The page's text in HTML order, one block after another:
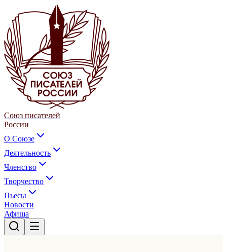
Союз писателей
России
О Союзе
Деятельность
Членство
Творчество
Пьесы
Новости
Афиша